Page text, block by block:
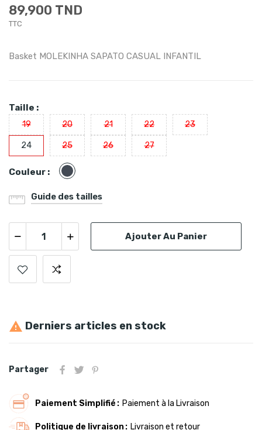
89,900 TND
TTC
Basket MOLEKINHA SAPATO CASUAL INFANTIL
Taille :
19 20 21 22 23
24 25 26 27
Couleur : Noir
Guide des tailles
Ajouter Au Panier
 Derniers articles en stock
Partager
Paiement Simplifié Paiement à la Livraison
Politique de livraison Livraison et retour